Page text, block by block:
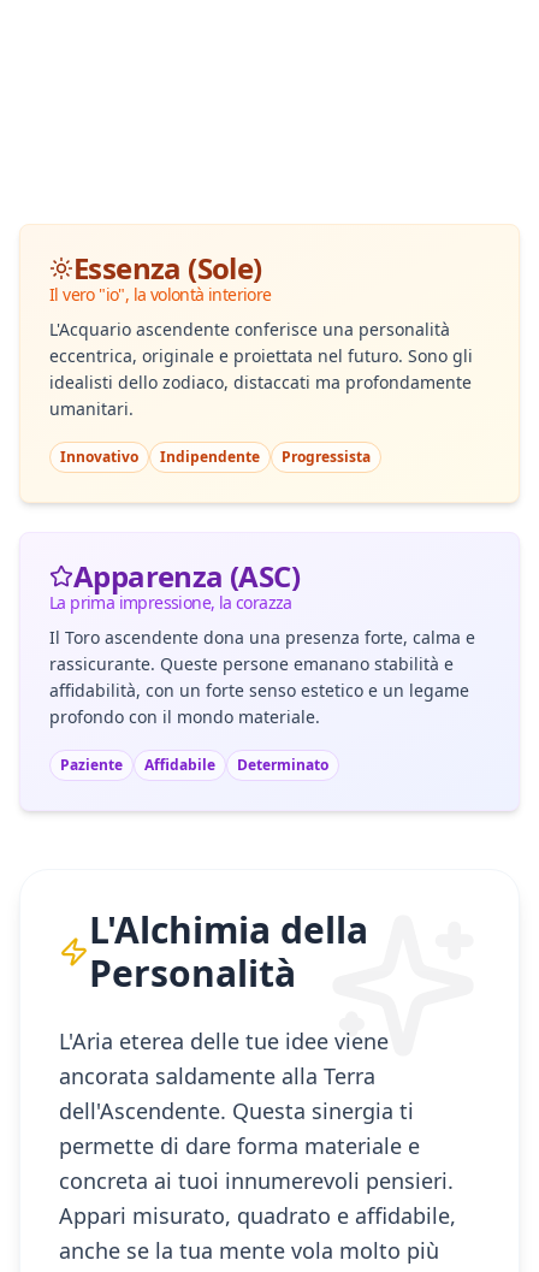
Essenza (Sole)
Il vero "io", la volontà interiore
L'Acquario ascendente conferisce una personalità
eccentrica, originale e proiettata nel futuro. Sono gli
idealisti dello zodiaco, distaccati ma profondamente
umanitari.
Innovativo Indipendente Progressista
Apparenza (ASC)
La prima impressione, la corazza
Il Toro ascendente dona una presenza forte, calma e
rassicurante. Queste persone emanano stabilità e
affidabilità, con un forte senso estetico e un legame
profondo con il mondo materiale.
Paziente Affidabile Determinato
L'Alchimia della
Personalità
L'Aria eterea delle tue idee viene
ancorata saldamente alla Terra
dell'Ascendente. Questa sinergia ti
permette di dare forma materiale e
concreta ai tuoi innumerevoli pensieri.
Appari misurato, quadrato e affidabile,
anche se la tua mente vola molto più